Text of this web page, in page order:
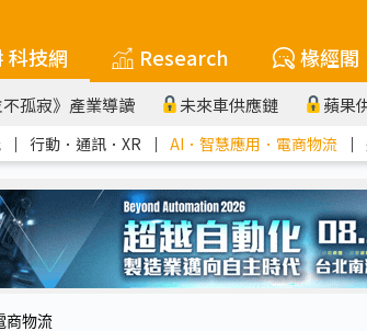
科技網 Research 椽經閣
不孤寂》產業導讀 未來車供應鏈 蘋果
｜ 行動．通訊．XR ｜ AI．智慧應用．電商物流 ｜
商物流